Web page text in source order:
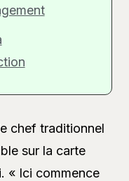
chef traditionnel
sur la carte
« Ici commence